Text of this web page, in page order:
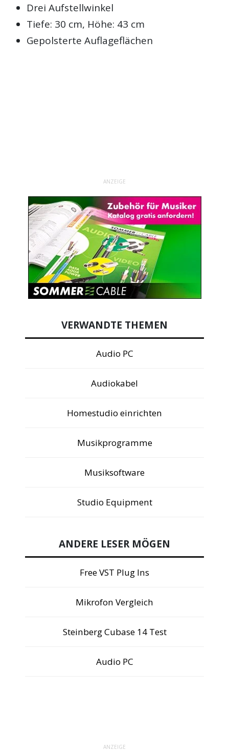
Drei Aufstellwinkel
Tiefe: 30 cm, Höhe: 43 cm
Gepolsterte Auflageflächen
ANZEIGE
VERWANDTE THEMEN
Audio PC
Audiokabel
Homestudio einrichten
Musikprogramme
Musiksoftware
Studio Equipment
ANDERE LESER MÖGEN
Free VST Plug Ins
Mikrofon Vergleich
Steinberg Cubase 14 Test
Audio PC
ANZEIGE